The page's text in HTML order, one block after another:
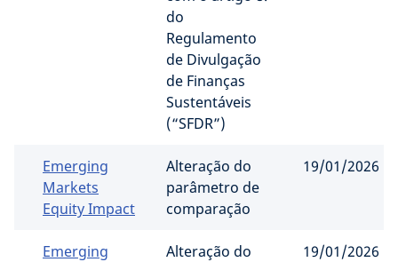
do
Regulamento
de Divulgação
de Finanças
Sustentáveis ​​
(“SFDR”)
Emerging
Markets
Equity Impact
Alteração do
parâmetro de
comparação
19/01/2026
Emerging
Alteração do
19/01/2026